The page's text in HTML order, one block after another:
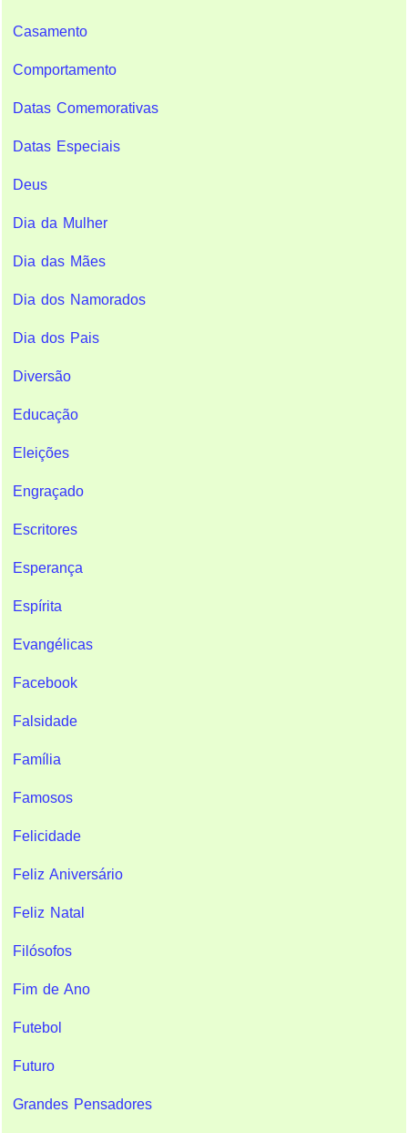
Casamento
Comportamento
Datas Comemorativas
Datas Especiais
Deus
Dia da Mulher
Dia das Mães
Dia dos Namorados
Dia dos Pais
Diversão
Educação
Eleições
Engraçado
Escritores
Esperança
Espírita
Evangélicas
Facebook
Falsidade
Família
Famosos
Felicidade
Feliz Aniversário
Feliz Natal
Filósofos
Fim de Ano
Futebol
Futuro
Grandes Pensadores